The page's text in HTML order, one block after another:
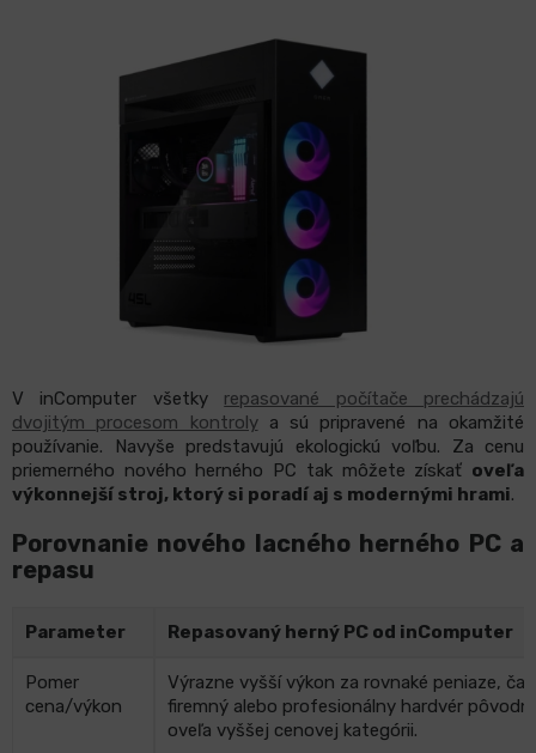
V inComputer všetky repasované počítače prechádzajú
dvojitým procesom kontrolya sú pripravené na okamžité
používanie. Navyše predstavujú ekologickú voľbu. Za cenu
priemerného nového herného PC tak môžete získať oveľa
výkonnejší stroj, ktorý si poradí aj s modernými hrami.
Porovnanie nového lacného herného PC a
repasu
Parameter Repasovaný herný PC od inComputer
Pomer
cena/výkon
Výrazne vyšší výkon za rovnaké peniaze,
firemný alebo profesionálny hardvér
oveľa vyššej cenovej kategórii.